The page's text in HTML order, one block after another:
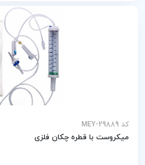
کد MEY-29889
میکروست با قطره چکان فلزی